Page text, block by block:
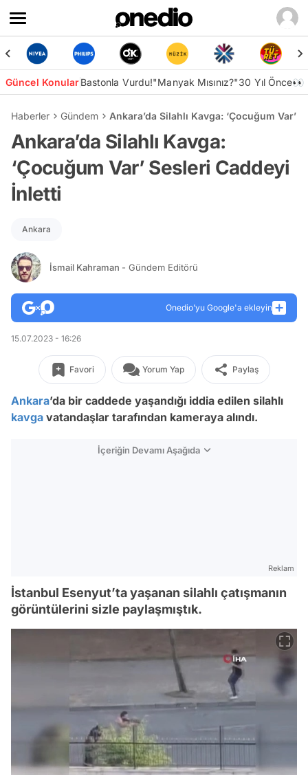
Güncel KonularBastonla Vurdu!"Manyak Mısınız?"30 Yıl Önce👀
Haberler Gündem Ankara’da Silahlı Kavga: ‘Çocuğum Var’
Ankara’da Silahlı Kavga:
‘Çocuğum Var’ Sesleri Caddeyi
İnletti
Ankara
İsmail Kahraman - Gündem Editörü
Onedio’yu Google'a ekleyin
15.07.2023 - 16:26
Favori Yorum Yap Paylaş
Ankara’da bir caddede yaşandığı iddia edilen silahlı
kavga vatandaşlar tarafından kameraya alındı.
İçeriğin Devamı Aşağıda
Reklam
İstanbul Esenyut’ta yaşanan silahlı çatışmanın
görüntülerini sizle paylaşmıştık.